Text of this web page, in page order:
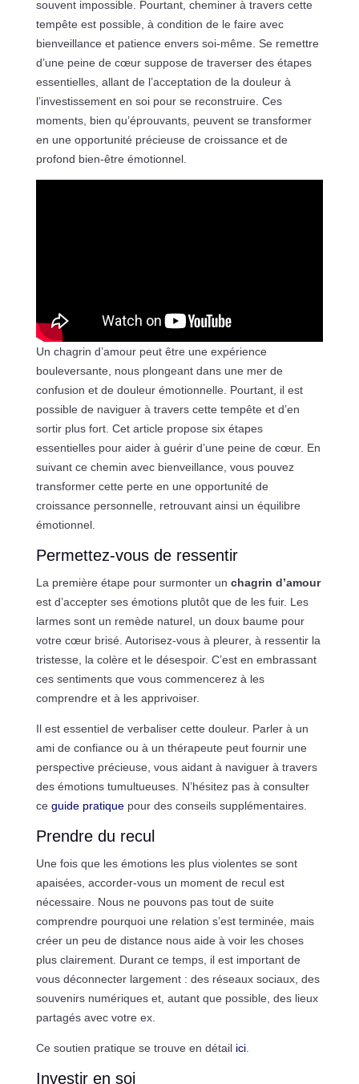
souvent impossible. Pourtant, cheminer à travers cette
tempête est possible, à condition de le faire avec
bienveillance et patience envers soi-même. Se remettre
d’une peine de cœur suppose de traverser des étapes
essentielles, allant de l’acceptation de la douleur à
l’investissement en soi pour se reconstruire. Ces
moments, bien qu’éprouvants, peuvent se transformer
en une opportunité précieuse de croissance et de
profond bien-être émotionnel.
Un chagrin d’amour peut être une expérience
bouleversante, nous plongeant dans une mer de
confusion et de douleur émotionnelle. Pourtant, il est
possible de naviguer à travers cette tempête et d’en
sortir plus fort. Cet article propose six étapes
essentielles pour aider à guérir d’une peine de cœur. En
suivant ce chemin avec bienveillance, vous pouvez
transformer cette perte en une opportunité de
croissance personnelle, retrouvant ainsi un équilibre
émotionnel.
Permettez-vous de ressentir
La première étape pour surmonter un chagrin d’amour
est d’accepter ses émotions plutôt que de les fuir. Les
larmes sont un remède naturel, un doux baume pour
votre cœur brisé. Autorisez-vous à pleurer, à ressentir la
tristesse, la colère et le désespoir. C’est en embrassant
ces sentiments que vous commencerez à les
comprendre et à les apprivoiser.
Il est essentiel de verbaliser cette douleur. Parler à un
ami de confiance ou à un thérapeute peut fournir une
perspective précieuse, vous aidant à naviguer à travers
des émotions tumultueuses. N’hésitez pas à consulter
ce guide pratiquepour des conseils supplémentaires.
Prendre du recul
Une fois que les émotions les plus violentes se sont
apaisées, accorder-vous un moment de recul est
nécessaire. Nous ne pouvons pas tout de suite
comprendre pourquoi une relation s’est terminée, mais
créer un peu de distance nous aide à voir les choses
plus clairement. Durant ce temps, il est important de
vous déconnecter largement : des réseaux sociaux, des
souvenirs numériques et, autant que possible, des lieux
partagés avec votre ex.
Ce soutien pratique se trouve en détail ici.
Investir en soi